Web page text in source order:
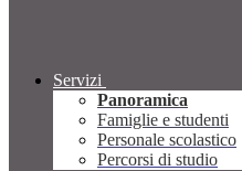
Servizi
Panoramica
Famiglie e studenti
Personale scolastico
Percorsi di studio